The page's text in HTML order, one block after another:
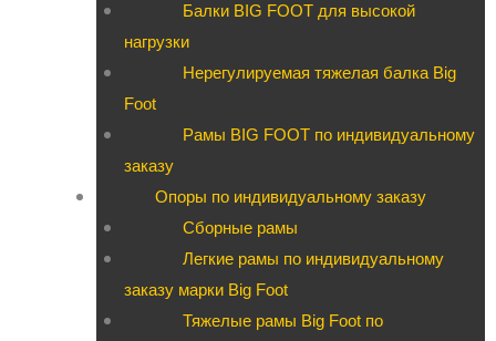
Балки BIG FOOT для высокой
нагрузки
Нерегулируемая тяжелая балка Big
Foot
Рамы BIG FOOT по индивидуальному
заказу
Опоры по индивидуальному заказу
Сборные рамы
Легкие рамы по индивидуальному
заказу марки Big Foot
Тяжелые рамы Big Foot по